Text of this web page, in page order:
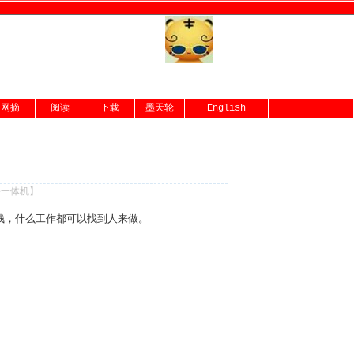
网摘 阅读 下载 墨天轮 English
体机】
什么工作都可以找到人来做。